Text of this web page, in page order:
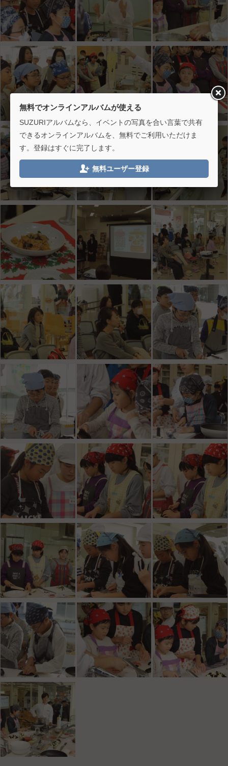
無料でオンラインアルバムが使える
SUZURIアルバムなら、イベントの写真を合い言葉で共有
できるオンラインアルバムを、無料でご利用いただけま
す。登録はすぐに完了します。
 無料ユーザー登録